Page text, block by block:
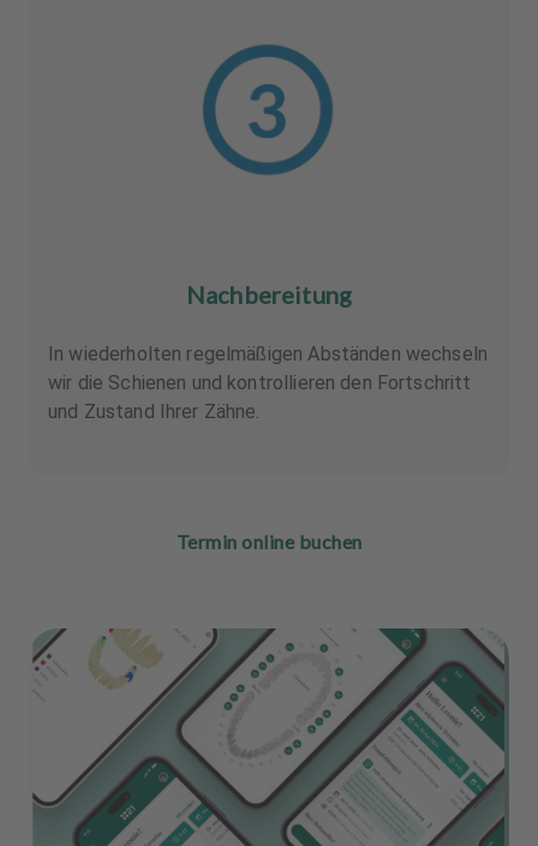
Nachbereitung
In wiederholten regelmäßigen Abständen wechseln
wir die Schienen und kontrollieren den Fortschritt
und Zustand Ihrer Zähne.
Termin online buchen